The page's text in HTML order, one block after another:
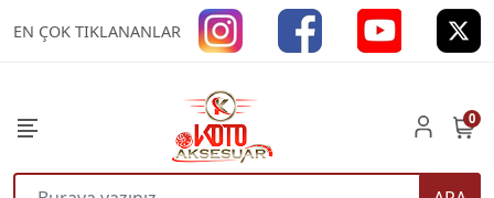
EN ÇOK TIKLANANLAR
0